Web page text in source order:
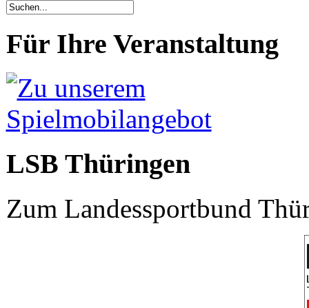
Für Ihre Veranstaltung
LSB Thüringen
Zum Landessportbund